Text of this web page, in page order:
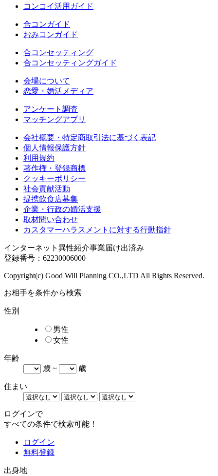
コンコイ活用ガイド
合コンガイド
おみコンガイド
合コンセッティング
合コンセッティングガイド
会場について
恋愛・婚活メディア
アンケート調査
マッチングアプリ
会社概要・特定商取引法に基づく表記
個人情報保護方針
利用規約
著作権・登録商標
クッキーポリシー
社会貢献活動
提携飲食店募集
企業・行政の婚活支援
取材問い合わせ
カスタマーハラスメントに対する行動指針
インターネット異性紹介事業届け出済み
登録番号：62230006000
Copyright(c) Good Will Planning CO.,LTD All Rights Reserved.
お相手を条件から検索
性別
男性
女性
年齢
歳 ~
歳
住まい
ログインで
すべての条件で検索可能！
ログイン
無料登録
出身地